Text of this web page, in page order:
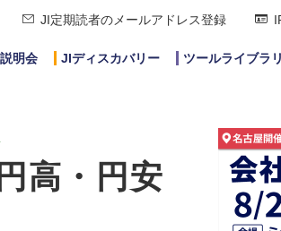
JI定期読者のメールアドレス登録
明会 JIディスカバリー ツールライブラ
高・円安